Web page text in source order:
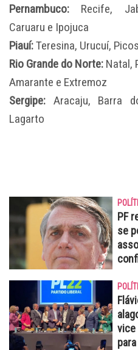
Pernambuco: Recife,
Caruaru e Ipojuca
Piauí:Teresina, Urucuí,
Rio Grande do Norte: Natal,
Amarante e Extremoz
Sergipe: Aracaju, Barra
Lagarto
PF
se
vice